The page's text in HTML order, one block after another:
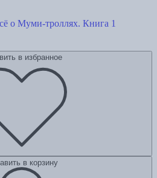
о Муми-троллях. Книга 1
в избранное
в корзину